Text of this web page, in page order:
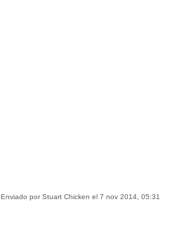
Enviado por Stuart Chicken el 7 nov 2014, 05:31